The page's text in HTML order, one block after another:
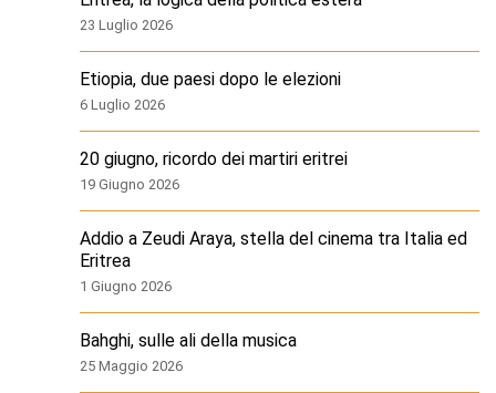
23 Luglio 2026
Etiopia, due paesi dopo le elezioni
6 Luglio 2026
20 giugno, ricordo dei martiri eritrei
19 Giugno 2026
Addio a Zeudi Araya, stella del cinema tra Italia ed
Eritrea
1 Giugno 2026
Bahghi, sulle ali della musica
25 Maggio 2026